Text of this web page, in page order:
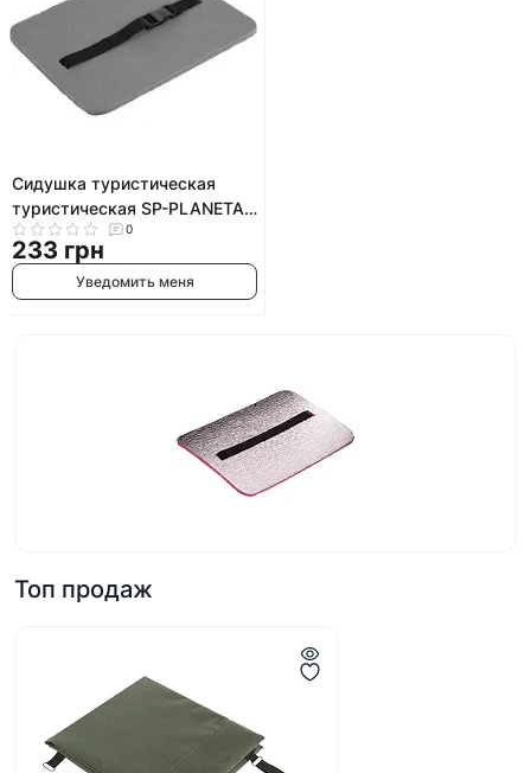
Сидушка туристическая
туристическая SP-PLANETA
TY-3264 (Синий)
0
233 грн
Уведомить меня
Топ продаж